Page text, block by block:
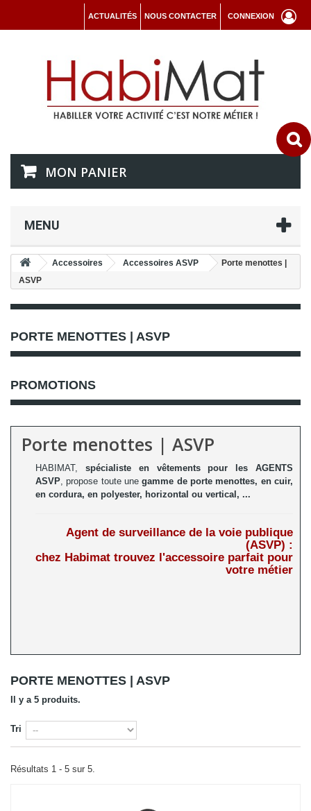
CONNEXION
NOUS CONTACTER
ACTUALITÉS
MON PANIER
MENU
Accessoires Accessoires ASVP
Porte menottes |
ASVP
PORTE MENOTTES | ASVP
PROMOTIONS
Porte menottes | ASVP
HABIMAT, spécialiste en vêtements pour
les AGENTS
ASVP, propose toute unegamme de porte menottes, en cuir,
en cordura, en polyester, horizontal ou vertical, ...
Agent de surveillance de la voie publique
(ASVP) :
chez Habimat trouvez l'accessoire parfait pour
votre métier
PORTE MENOTTES | ASVP
Il y a 5 produits.
Tri
Résultats 1 - 5 sur 5.